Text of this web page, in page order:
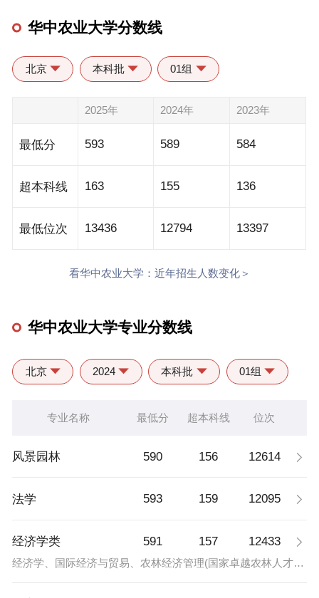
华中农业大学分数线
北京 本科批 01组
2025年 2024年 2023年
最低分 593 589 584
超本科线 163 155 136
最低位次 13436 12794 13397
看华中农业大学：近年招生人数变化＞
华中农业大学专业分数线
北京 2024 本科批 01组
专业名称 最低分 超本科线 位次
风景园林 590 156 12614
法学 593 159 12095
经济学类 591 157 12433
经济学、国际经济与贸易、农林经济管理(国家卓越农林人才计划)、农村区域发展